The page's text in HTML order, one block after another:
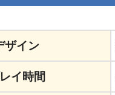
ザイン
イ時間